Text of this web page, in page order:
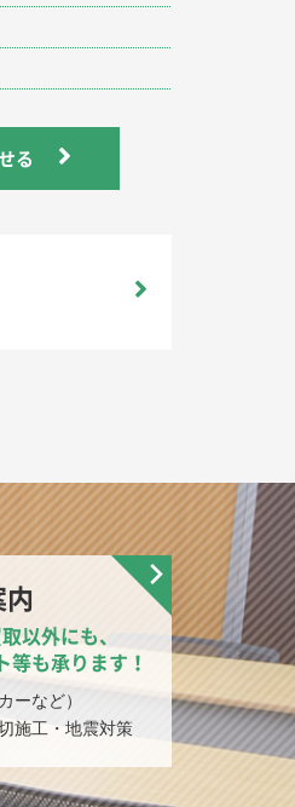
る
以外にも、
も承ります！
ーなど）
施工・地震対策